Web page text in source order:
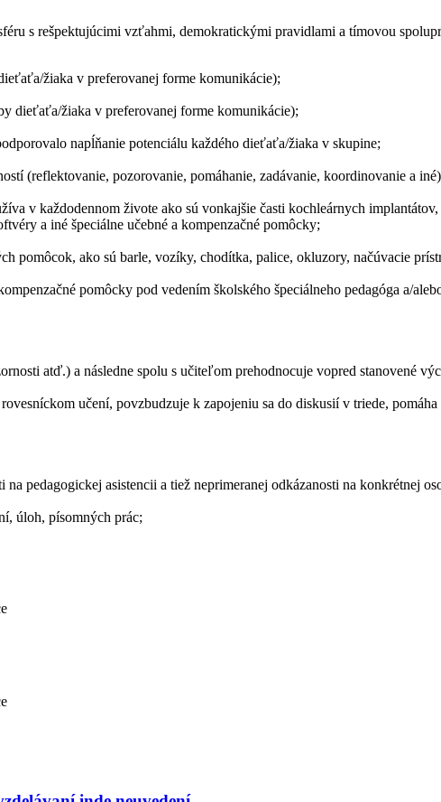
s rešpektujúcimi vzťahmi, demokratickými pravidlami a tímovou
žiaka v preferovanej forme komunikácie);
dieťaťa/žiaka v preferovanej forme komunikácie);
napĺňanie potenciálu každého dieťaťa/žiaka v skupine;
(reflektovanie, pozorovanie, pomáhanie, zadávanie, koordinovanie a
v každodennom živote ako sú vonkajšie časti kochleárnych
a iné špeciálne učebné a kompenzačné pomôcky;
pomôcok, ako sú barle, vozíky, chodítka, palice, okluzory, načúvacie
pomôcky pod vedením školského špeciálneho pedagóga a/
atď.) a následne spolu s učiteľom prehodnocuje vopred stanovené
učení, povzbudzuje k zapojeniu sa do diskusií v triede,
pedagogickej asistencii a tiež neprimeranej odkázanosti na konkrétnej
úloh, písomných prác;